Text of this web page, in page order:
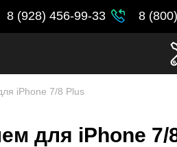
8 (928) 456-99-33 8
iPhone 7/8 Plus
для iPhone 7/